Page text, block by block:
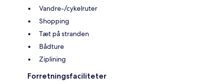
Vandre-/cykelruter
Shopping
Tæt på stranden
Bådture
Ziplining
Forretningsfaciliteter